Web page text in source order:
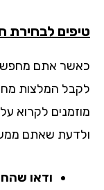
לבחירת
אתם מחפשים
המלצות
לקרוא עלינו
שאתם ממש
ודאו